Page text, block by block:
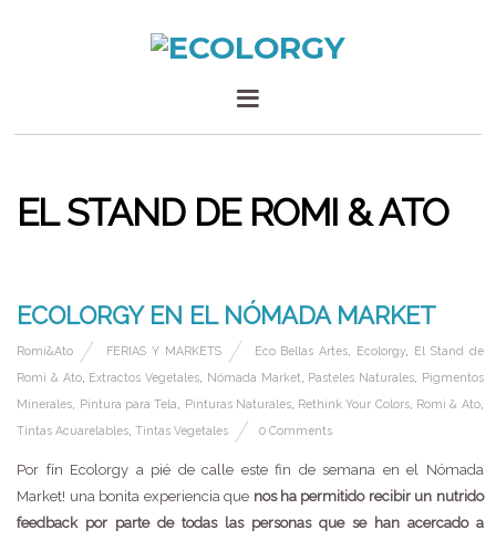
EL STAND DE ROMI & ATO
ECOLORGY EN EL NÓMADA MARKET
Romi&Ato FERIAS Y MARKETS Eco Bellas Artes Ecolorgy, El Stand de
Romi & Ato, Extractos Vegetales Nómada Market Pasteles Naturales,
Pigmentos
Minerales
Pintura para Tela Pinturas Naturales, Rethink Your Colors, Romi & Ato,
Tintas Acuarelables ,Tintas Vegetales 0 Comments
Por fín Ecolorgy a pié de calle este fin de semana en el Nómada
Market! una bonita experiencia que nos ha permitido recibir un nutrido
feedback por parte de todas las personas que se han acercado a